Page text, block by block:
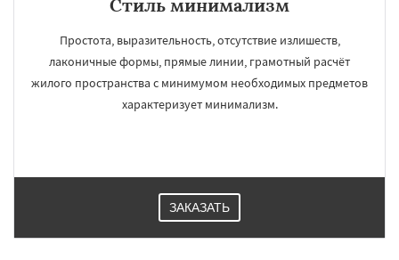
Стиль минимализм
Простота, выразительность, отсутствие излишеств,
лаконичные формы, прямые линии, грамотный расчёт
жилого пространства с минимумом необходимых предметов
характеризует минимализм.
ЗАКАЗАТЬ